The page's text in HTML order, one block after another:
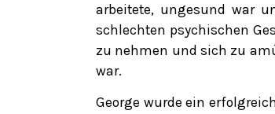
arbeitete, ungesund war
schlechten psychischen
zu nehmen und sich zu
war.
George wurde ein